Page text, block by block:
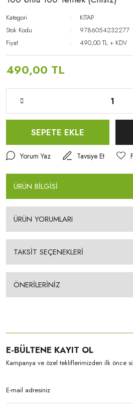
Kategori
KİTAP
Stok Kodu
9786054232277
Fiyat
490,00 TL + KDV
490,00 TL
SEPETE EKLE
Yorum Yaz Tavsiye Et
ÜRÜN BİLGİSİ
ÜRÜN YORUMLARI
TAKSİT SEÇENEKLERİ
ÖNERİLERİNİZ
E-BÜLTENE KAYIT OL
Kampanya ve özel tekliflerimizden ilk önce